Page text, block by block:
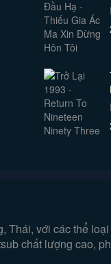
Thái, với các thể
chất lượng cao,